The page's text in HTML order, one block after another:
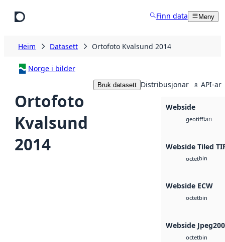
Finn data Meny
Heim Datasett Ortofoto Kvalsund 2014
Norge i bilder
Ortofoto
Kvalsund
2014
Bruk datasett Distribusjonar 8 API-ar
Webside
geotiffbin
Webside Tiled
octetbin
Webside ECW
octetbin
Webside
octetbin